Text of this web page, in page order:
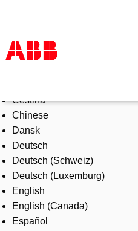
Products & Solutions
Industries
Services
About us
Where to buy
Contact us
Careers
Čeština
Chinese
Dansk
Deutsch
Deutsch (Schweiz)
Deutsch (Luxemburg)
English
English (Canada)
Español